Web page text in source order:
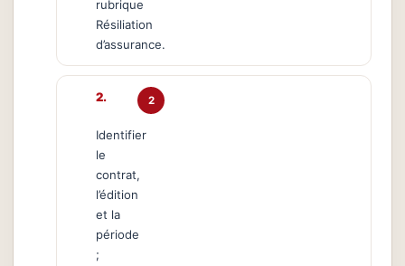
rubrique
Résiliation
d’assurance.
2
Identifier
le
contrat,
l’édition
et la
période
;